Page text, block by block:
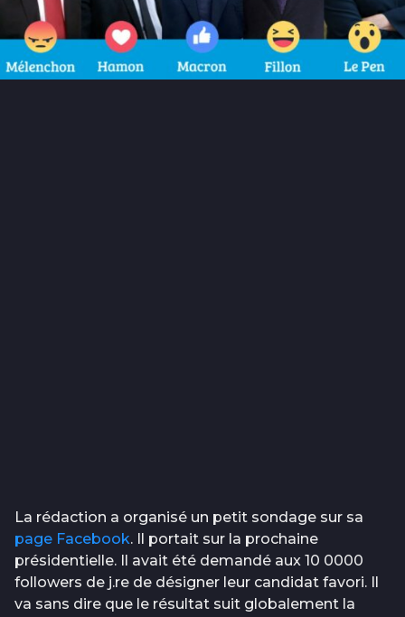
La rédaction a organisé un petit sondage sur sa
page Facebook. Il portait sur la prochaine
présidentielle. Il avait été demandé aux 10 0000
followers de j.re de désigner leur candidat favori. Il
va sans dire que le résultat suit globalement la